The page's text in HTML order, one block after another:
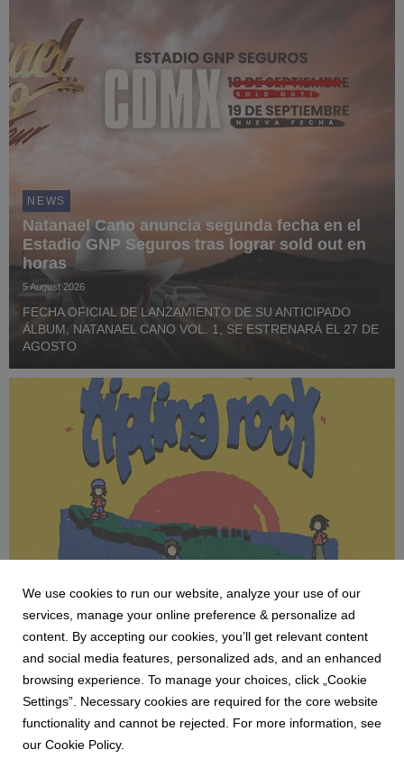
NEWS
Natanael Cano anuncia segunda fecha en el
Estadio GNP Seguros tras lograr sold out en
horas
5 August 2026
FECHA OFICIAL DE LANZAMIENTO DE SU ANTICIPADO
ÁLBUM, NATANAEL CANO VOL. 1, SE ESTRENARÁ EL 27 DE
AGOSTO
TIPLING ROCK ANUNCIA FECHAS EN
GUADALAJARA Y MONTERREY COMO
PARTE DE SU REGRESO A MÉXICO
5 August 2026
Stage, Guadalajara Venta general: 7 de agosto
We use cookies to run our website, analyze your use of our
services, manage your online preference & personalize ad
content. By accepting our cookies, you’ll get relevant content
and social media features, personalized ads, and an enhanced
browsing experience. To manage your choices, click „Cookie
Settings”. Necessary cookies are required for the core website
functionality and cannot be rejected. For more information, see
our Cookie Policy.